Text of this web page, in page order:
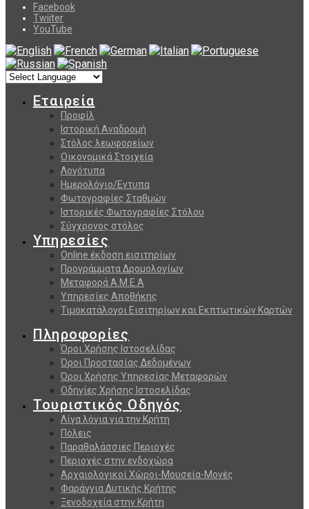
Facebook
Twiiter
YouTube
Εταιρεία
Προφίλ
Ιστορική Αναδρομή
Στόλος λεωφορείων
Οικονομικά Στοιχεία
Λογότυπα
Ημερολόγιο/Εντυπα
Φωτογραφίες Σταθμών
Ιστορικές Φωτογραφίες Στόλου
Σύγχρονος στόλος
Υπηρεσίες
Online έκδοση εισιτηρίων
Προγράμματα Δρομολογίων
Μεταφορά Α.Μ.Ε.Α
Υπηρεσίες Αποθήκης
Τιμοκατάλογοι Εισιτηρίων και Εκπτωτικών Καρτών
Πληροφορίες
Όροι Χρήσης Ιστοσελίδας
Όροι Προστασίας Δεδομένων
Όροι Χρήσης Υπηρεσίας Μεταφορών
Οδηγίες Χρήσης Ιστοσελίδας
Τουριστικός Οδηγός
Λίγα λόγια για την Κρήτη
Πόλεις
Παραθαλάσσιες Περιοχές
Περιοχές στην ενδοχώρα
Αρχαιολογικοί Χώροι-Μουσεία-Μονές
Φαράγγια Δυτικής Κρήτης
Ξενοδοχεία στην Κρήτη